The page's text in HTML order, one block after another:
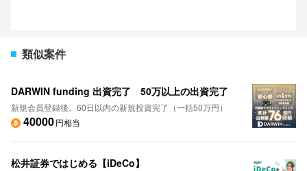
類似案件
DARWIN funding 出資完了 50万以上の出資完了
新規会員登録後、60日以内の新規投資完了（一括50万円）
40000円相当
松井証券ではじめる【iDeCo】